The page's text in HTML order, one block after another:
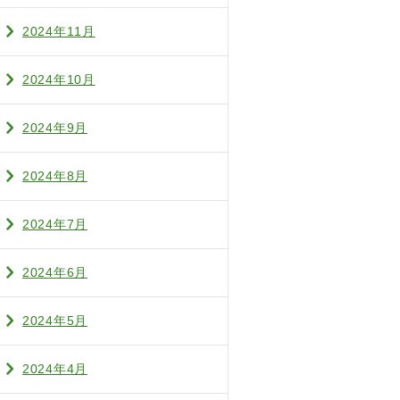
2024年11月
2024年10月
2024年9月
2024年8月
2024年7月
2024年6月
2024年5月
2024年4月